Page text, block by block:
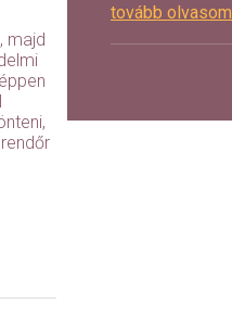
majd
tovább olvasom